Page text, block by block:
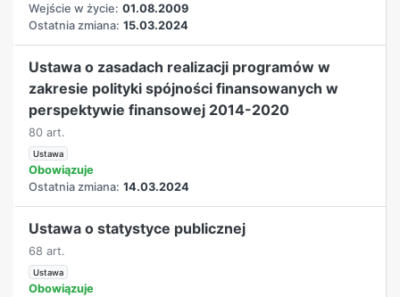
Wejście w życie: 01.08.2009
Ostatnia zmiana: 15.03.2024
Ustawa o zasadach realizacji programów w
zakresie polityki spójności finansowanych w
perspektywie finansowej 2014-2020
80 art.
Ustawa
Obowiązuje
Ostatnia zmiana: 14.03.2024
Ustawa o statystyce publicznej
68 art.
Ustawa
Obowiązuje